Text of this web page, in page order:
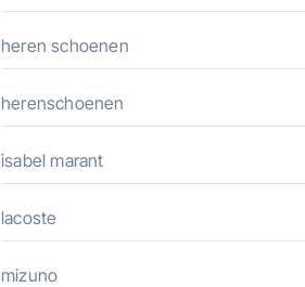
heren schoenen
herenschoenen
isabel marant
lacoste
mizuno